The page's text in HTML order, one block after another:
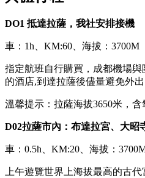
DO1 抵達拉薩，我社安排接機
車：1h、KM:60、海拔：3700M
指定航班自行購買，成都機場
的酒店,到達拉薩後儘量避免外
溫馨提示：拉薩海拔3650米，
D02拉薩市內：布達拉宮、大昭
車：0.5h、KM:20、海拔：
上午遊覽世界上海拔最高的古